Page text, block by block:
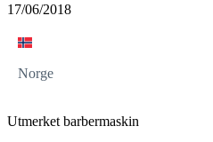
17/06/2018
Norge
Utmerket barbermaskin